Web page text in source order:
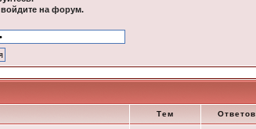
на форум.
Тем Ответов